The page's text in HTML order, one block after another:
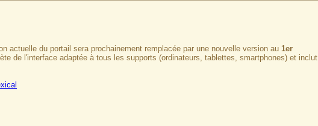
actuelle du portail sera prochainement remplacée par une nouvelle version au 1er
de l'interface adaptée à tous les supports (ordinateurs, tablettes, smartphones) et inclut